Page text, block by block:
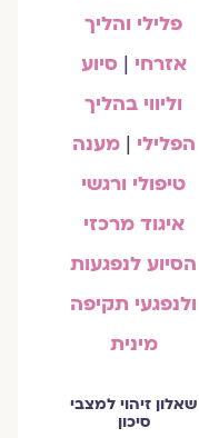
פלילי והליך
אזרחי| סיוע
וליווי בהליך
הפלילי| מענה
טיפולי ורגשי
איגוד מרכזי
הסיוע לנפגעות
ולנפגעי תקיפה
מינית
שאלון זיהוי למצבי
סיכון